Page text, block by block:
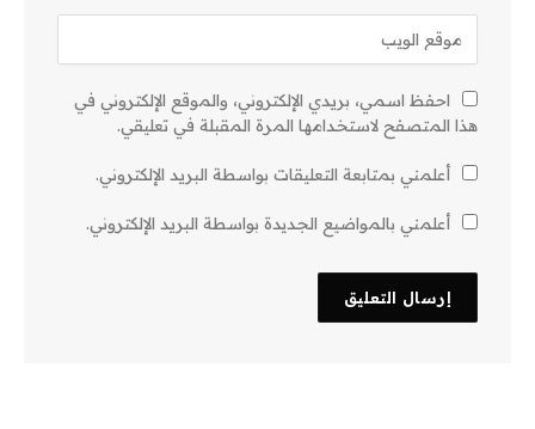
احفظ اسمي، بريدي الإلكتروني، والموقع الإلكتروني في
هذا المتصفح لاستخدامها المرة المقبلة في تعليقي.
أعلمني بمتابعة التعليقات بواسطة البريد الإلكتروني.
أعلمني بالمواضيع الجديدة بواسطة البريد الإلكتروني.